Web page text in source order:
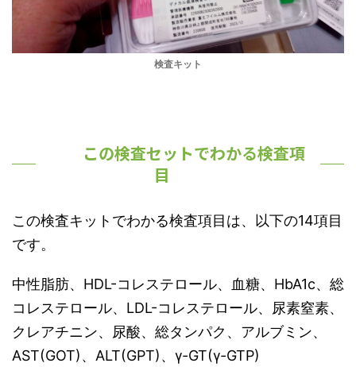
検査キット
この検査セットでわかる検査項
目
この検査キットでわかる検査項目は、以下の14項目
です。
中性脂肪、HDL-コレステロール、血糖、HbA1c、総
コレステロール、LDL-コレステロール、尿素窒素、
クレアチニン、尿酸、総タンパク、アルブミン、
AST(GOT)、ALT(GPT)、γ-GT(γ-GTP)